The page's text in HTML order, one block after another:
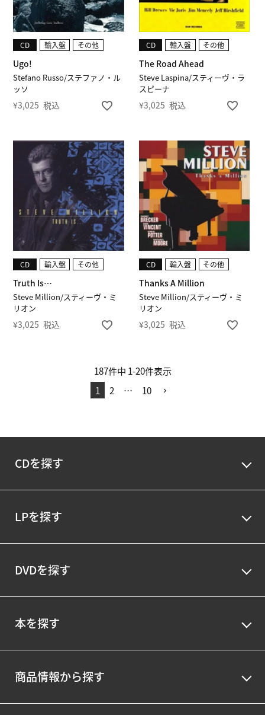
Stefano Russo/ステファノ・ル
ッソ
Ugo!
CD 輸入盤 その他
¥3,025 税込
Steve Laspina/スティーヴ・ラ
スピーナ
The Road Ahead
CD 輸入盤 その他
¥3,025 税込
Steve Million/スティーヴ・ミ
リオン
Truth Is…
CD 輸入盤 その他
¥3,025 税込
Steve Million/スティーヴ・ミ
リオン
Thanks A Million
CD 輸入盤 その他
¥3,025 税込
187件中 1-20件表示
1
2 … 10
CDを探す
LPを探す
DVDを探す
本を探す
商品情報から探す